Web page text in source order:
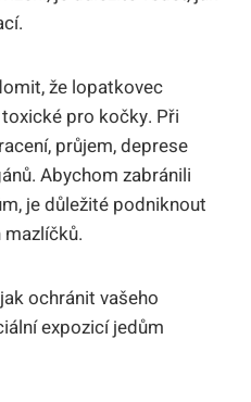
že lopatkovec
pro kočky. Při
průjem, deprese
Abychom zabránili
je důležité podniknout
ochránit vašeho
expozicí jedům